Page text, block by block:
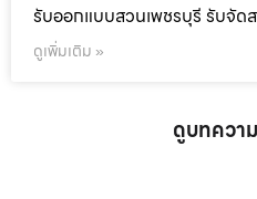
รับออกแบบสวนเพชรบุรี รับจัด
ดูเพิ่มเติม »
ดูบทควา